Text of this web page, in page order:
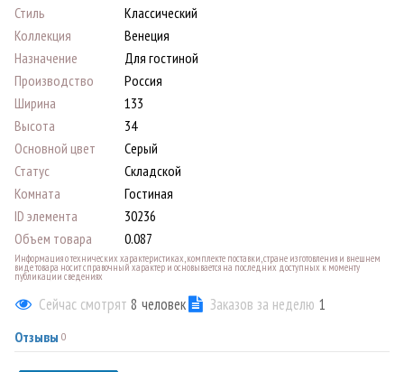
Стиль
Классический
Коллекция
Венеция
Назначение
Для гостиной
Производство
Россия
Ширина
133
Высота
34
Основной цвет
Серый
Статус
Складской
Комната
Гостиная
ID элемента
30236
Объем товара
0.087
Информация о технических характеристиках, комплекте поставки, стране изготовления и внешнем
виде товара носит справочный характер и основывается на последних доступных к моменту
публикации сведениях
Сейчас смотрят 8 человек Заказов за неделю 1
Отзывы 0